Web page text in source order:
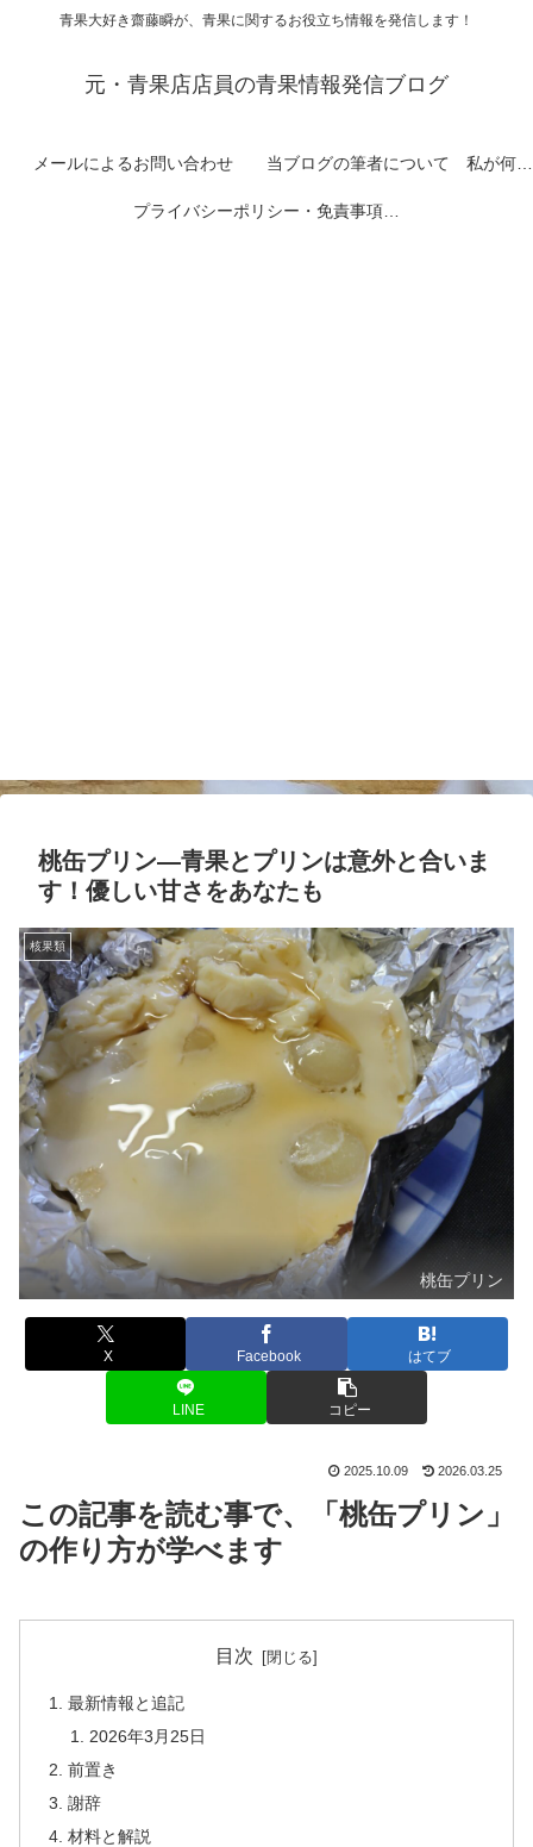
青果大好き齋藤瞬が、青果に関するお役立ち情報を発信します！
元・青果店店員の青果情報発信ブログ
メールによるお問い合わせ 当ブログの筆者について 私が何者なのかを紹介します
プライバシーポリシー・免責事項など
桃缶プリン―青果とプリンは意外と合いま
す！優しい甘さをあなたも
核果類
桃缶プリン
X Facebook はてブ
LINE コピー
2025.10.09 2026.03.25
この記事を読む事で、「桃缶プリン」
の作り方が学べます
目次
最新情報と追記
2026年3月25日
前置き
謝辞
材料と解説